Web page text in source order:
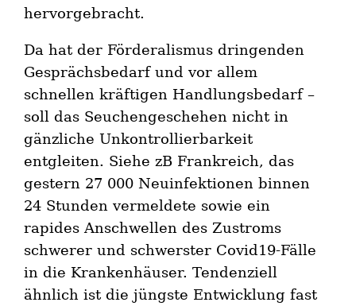
hervorgebracht.
Da hat der Förderalismus dringenden
Gesprächsbedarf und vor allem
schnellen kräftigen Handlungsbedarf –
soll das Seuchengeschehen nicht in
gänzliche Unkontrollierbarkeit
entgleiten. Siehe zB Frankreich, das
gestern 27 000 Neuinfektionen binnen
24 Stunden vermeldete sowie ein
rapides Anschwellen des Zustroms
schwerer und schwerster Covid19-Fälle
in die Krankenhäuser. Tendenziell
ähnlich ist die jüngste Entwicklung fast